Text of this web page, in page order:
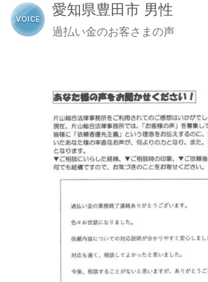
愛知県豊田市 男性
過払い金のお客さまの声